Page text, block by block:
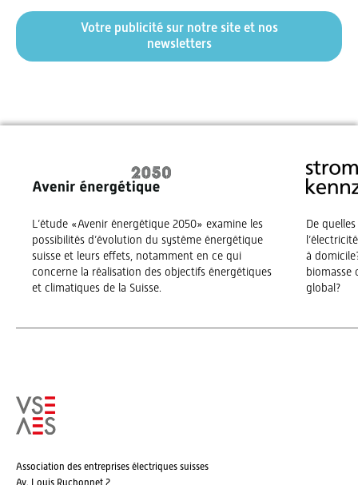
Votre publicité sur notre site et nos
newsletters
L’étude «Avenir énergétique 2050» examine les
possibilités d’évolution du système énergétique
suisse et leurs effets, notamment en ce qui
concerne la réalisation des objectifs énergétiques
et climatiques de la Suisse.
De
à
biomasse
global?
Association des entreprises électriques suisses